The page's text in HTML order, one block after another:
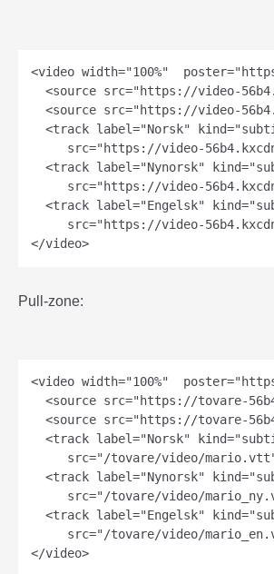
<video width="100%"
<source src="https://video-
<source src="https://video-
<track label="Norsk"
src="https://video-
<track label="Nynorsk"
src="https://video-
<track label="Engelsk"
src="https://video-
Pull-zone:
<video width="100%"
<source src="https://tovare-
<source src="https://tovare-
<track label="Norsk"
src="/tovare/video/
<track label="Nynorsk"
src="/tovare/video/
<track label="Engelsk"
src="/tovare/video/